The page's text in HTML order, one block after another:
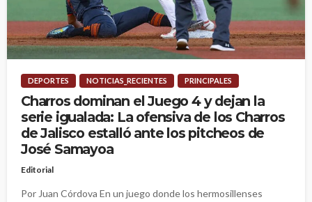
DEPORTES NOTICIAS_RECIENTES PRINCIPALES
Charros dominan el Juego 4 y dejan la
serie igualada: La ofensiva de los Charros
de Jalisco estalló ante los pitcheos de
José Samayoa
Editorial
Por Juan Córdova En un juego donde los hermosillenses